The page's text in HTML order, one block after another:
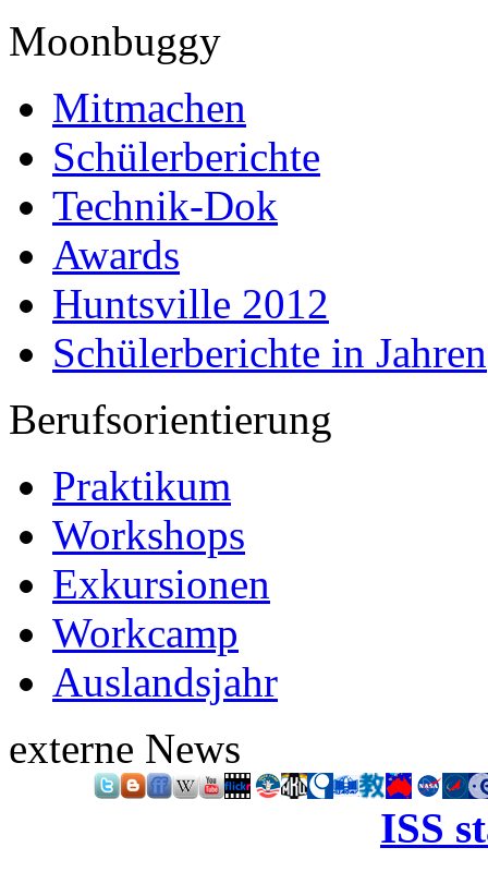
Moonbuggy
Mitmachen
Schülerberichte
Technik-Dok
Awards
Huntsville 2012
Schülerberichte in Jahren
Berufsorientierung
Praktikum
Workshops
Exkursionen
Workcamp
Auslandsjahr
externe News
ISS